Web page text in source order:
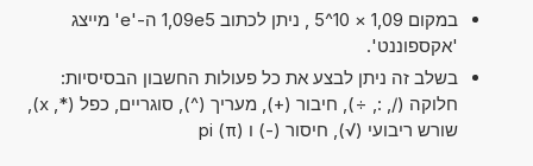
במקום 1,09 × 10^5 , ניתן לכתוב 1,09e5 ה-'e' מייצג
'אקספוננט'.
בשלב זה ניתן לבצע את כל פעולות החשבון הבסיסיות:
חלוקה (/, :, ÷), חיבור (+), מעריך (^), סוגריים, כפל (*, x),
שורש ריבועי (√), חיסור (-) ו pi (π)